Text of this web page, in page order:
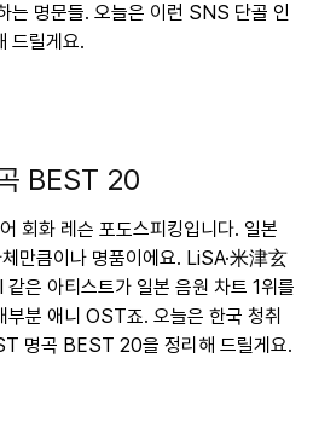
는 명문들. 오늘은 이런 SNS 단골 인
드릴게요.
BEST 20
회화 레슨 포도스피킹입니다. 일본
만큼이나 명품이에요. LiSA·米津玄
은 아티스트가 일본 음원 차트 1위를
부분 애니 OST죠. 오늘은 한국 청취
명곡 BEST 20을 정리해 드릴게요.